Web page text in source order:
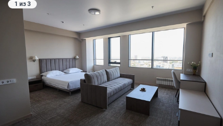
1 из 3